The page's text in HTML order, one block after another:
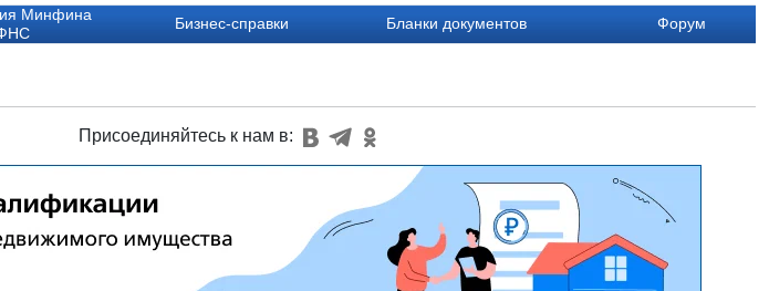
Минфина
Бизнес-справки Бланки документов Форум
Присоединяйтесь к нам в: